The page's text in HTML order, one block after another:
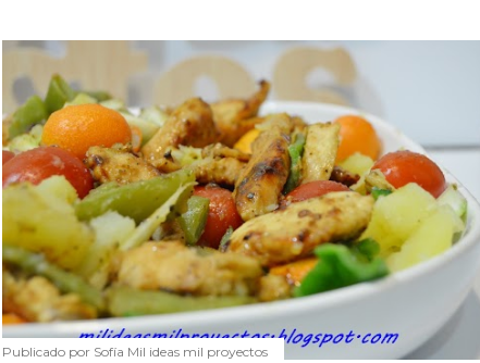
Publicado por Sofía Mil ideas mil proyectos